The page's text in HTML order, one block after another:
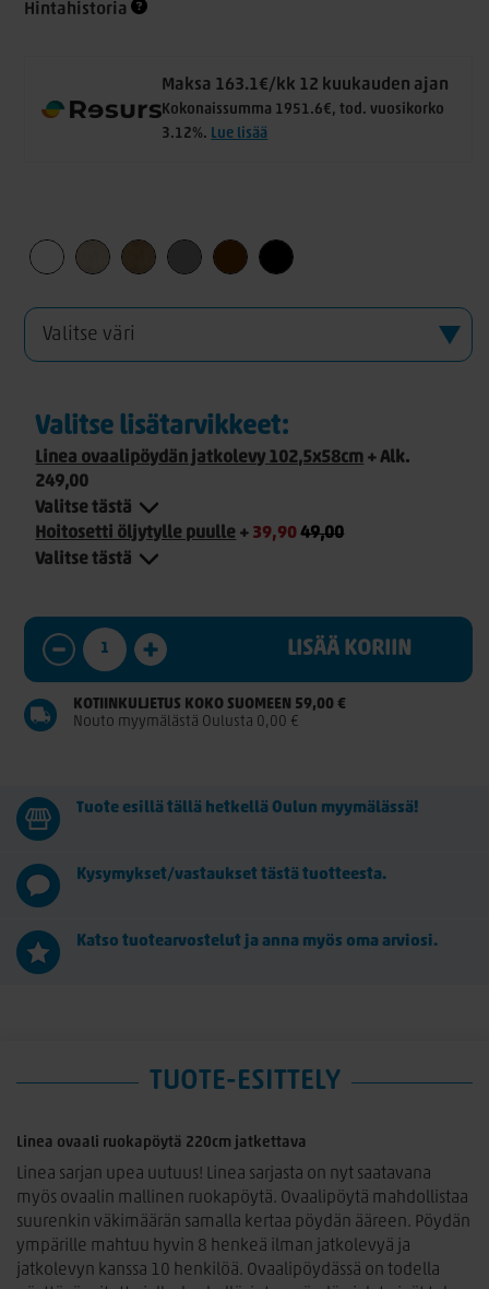
Hintahistoria
Maksa 163.1€/kk 12 kuukauden ajan
Kokonaissumma 1951.6€, tod. vuosikorko
3.12%. Lue lisää
Valitse lisätarvikkeet:
Linea ovaalipöydän jatkolevy 102,5x58cm +Alk.
249,00
Valitse tästä
Hoitosetti öljytylle puulle + 39,90 49,00
Valitse tästä
LISÄÄ KORIIN
KOTIINKULJETUS KOKO SUOMEEN 59,00 €
Nouto myymälästä Oulusta 0,00 €
Tuote esillä tällä hetkellä Oulun myymälässä!
Kysymykset/vastaukset tästä tuotteesta.
Katso tuotearvostelut ja anna myös oma arviosi.
TUOTE-ESITTELY
Linea ovaali ruokapöytä 220cm jatkettava
Linea sarjan upea uutuus! Linea sarjasta on nyt saatavana
myös ovaalin mallinen ruokapöytä. Ovaalipöytä mahdollistaa
suurenkin väkimäärän samalla kertaa pöydän ääreen. Pöydän
ympärille mahtuu hyvin 8 henkeä ilman jatkolevyä ja
jatkolevyn kanssa 10 henkilöä. Ovaalipöydässä on todella